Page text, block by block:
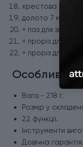
хрестова
долото 7 мм;
+ паз для зняття
+ проріз для
+ проріз для
Вага - 218 г.
Розмір у
22 функції.
Інструменти
Довічна гарантія.